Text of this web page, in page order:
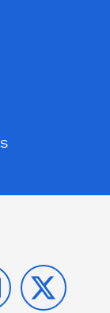
X